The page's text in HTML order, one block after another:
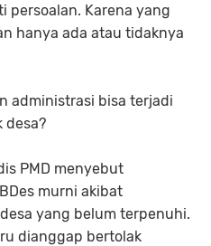
persoalan. Karena yang
hanya ada atau tidaknya
administrasi bisa terjadi
desa?
PMD menyebut
murni akibat
yang belum terpenuhi.
dianggap bertolak